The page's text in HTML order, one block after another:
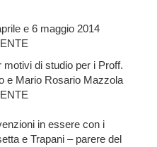
e 6 maggio 2014
di studio per i Proff.
e Mario Rosario Mazzola
in essere con i
e Trapani – parere del